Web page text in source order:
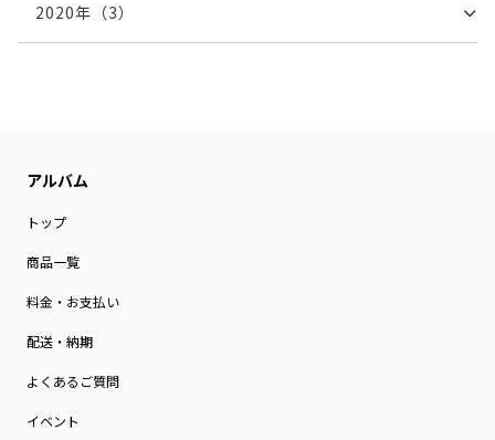
2020年（3）
トップ
商品一覧
料金・お支払い
配送・納期
よくあるご質問
イベント